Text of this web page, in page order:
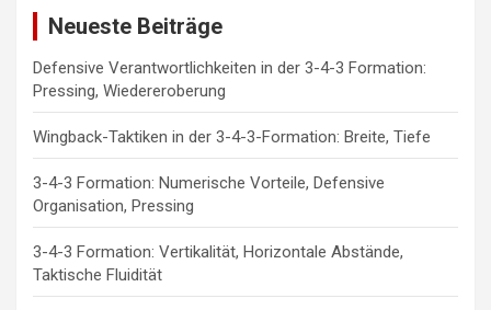
Neueste Beiträge
Defensive Verantwortlichkeiten in der 3-4-3 Formation:
Pressing, Wiedereroberung
Wingback-Taktiken in der 3-4-3-Formation: Breite, Tiefe
3-4-3 Formation: Numerische Vorteile, Defensive
Organisation, Pressing
3-4-3 Formation: Vertikalität, Horizontale Abstände,
Taktische Fluidität